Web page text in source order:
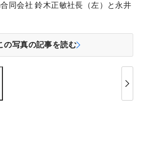
同会社 鈴木正敏社長（左）と永井
の写真の記事を読む